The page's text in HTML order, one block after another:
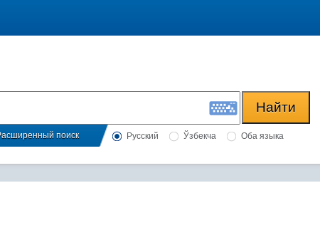
поиск Русский Ўзбекча Оба языка